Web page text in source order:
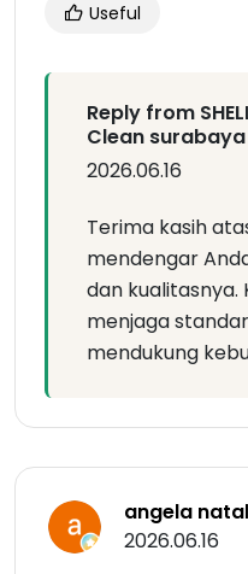
Useful
Reply from
Clean surabaya
2026.06.16
Terima kasih
mendengar
dan kualitasnya.
menjaga
mendukung
angela
2026.06.16